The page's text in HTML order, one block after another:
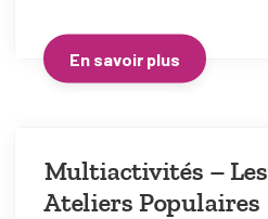
En savoir plus
Multiactivités – Les
Ateliers Populaires